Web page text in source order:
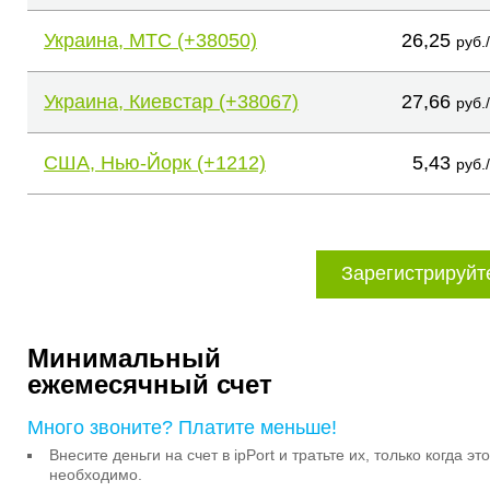
Украина, МТС (+38050) 26,25
Украина, Киевстар (+38067) 27,66
США, Нью-Йорк (+1212) 5,43
Минимальный
ежемесячный счет
Много звоните? Платите меньше!
Внесите деньги на счет в ipPort и тратьте их, только когда это
необходимо.